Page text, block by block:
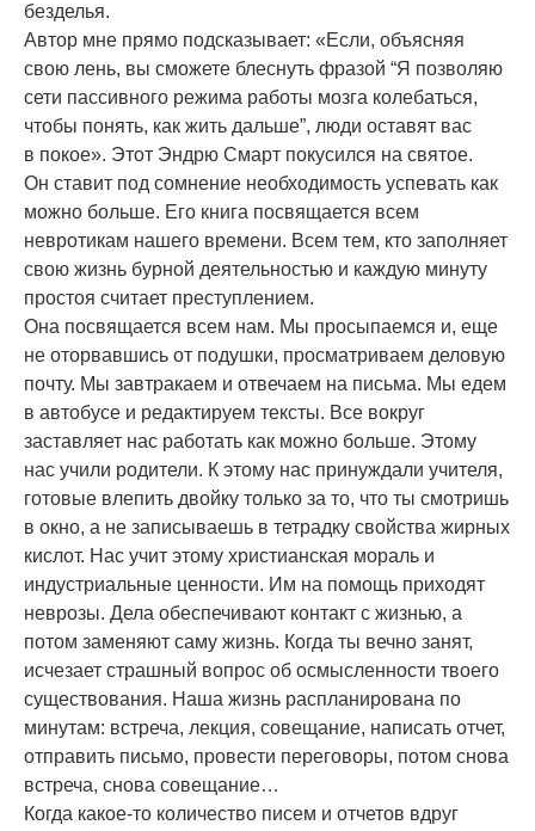
безделья.
Автор мне прямо подсказывает: «Если, объясняя
свою лень, вы сможете блеснуть фразой “Я позволяю
сети пассивного режима работы мозга колебаться,
чтобы понять, как жить дальше”, люди оставят вас
в покое». Этот Эндрю Смарт покусился на святое.
Он ставит под сомнение необходимость успевать как
можно больше. Его книга посвящается всем
невротикам нашего времени. Всем тем, кто заполняет
свою жизнь бурной деятельностью и каждую минуту
простоя считает преступлением.
Она посвящается всем нам. Мы просыпаемся и, еще
не оторвавшись от подушки, просматриваем деловую
почту. Мы завтракаем и отвечаем на письма. Мы едем
в автобусе и редактируем тексты. Все вокруг
заставляет нас работать как можно больше. Этому
нас учили родители. К этому нас принуждали учителя,
готовые влепить двойку только за то, что ты смотришь
в окно, а не записываешь в тетрадку свойства жирных
кислот. Нас учит этому христианская мораль и
индустриальные ценности. Им на помощь приходят
неврозы. Дела обеспечивают контакт с жизнью, а
потом заменяют саму жизнь. Когда ты вечно занят,
исчезает страшный вопрос об осмысленности твоего
существования. Наша жизнь распланирована по
минутам: встреча, лекция, совещание, написать отчет,
отправить письмо, провести переговоры, потом снова
встреча, снова совещание…
Когда какое-то количество писем и отчетов вдруг